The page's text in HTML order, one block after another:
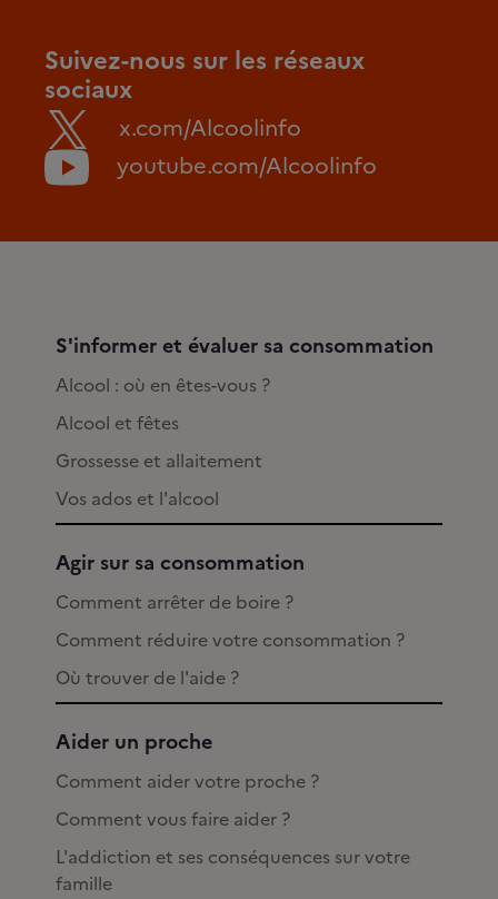
Suivez-nous sur les réseaux
sociaux
x.com/Alcoolinfo
youtube.com/Alcoolinfo
S'informer et évaluer sa consommation
Alcool : où en êtes-vous ?
Alcool et fêtes
Grossesse et allaitement
Vos ados et l'alcool
Agir sur sa consommation
Comment arrêter de boire ?
Comment réduire votre consommation ?
Où trouver de l'aide ?
Aider un proche
Comment aider votre proche ?
Comment vous faire aider ?
L'addiction et ses conséquences sur votre
famille